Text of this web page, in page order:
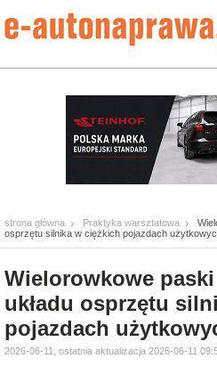
strona główna Praktyka warsztatowa
osprzętu silnika w ciężkich pojazdach
Wielorowkowe
układu osprzętu
pojazdach
2026-06-11, ostatnia aktualizacja 2026-06-11